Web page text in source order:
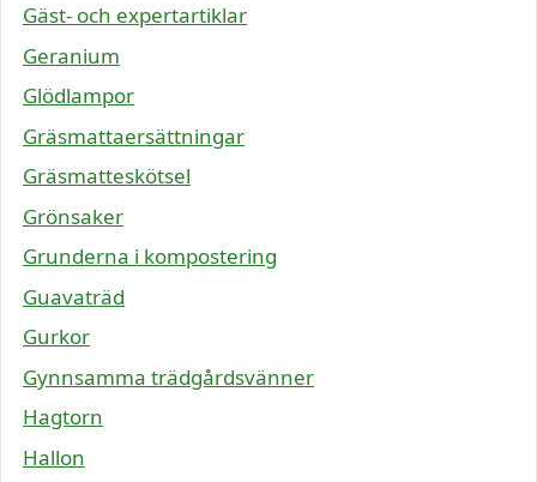
Gäst- och expertartiklar
Geranium
Glödlampor
Gräsmattaersättningar
Gräsmatteskötsel
Grönsaker
Grunderna i kompostering
Guavaträd
Gurkor
Gynnsamma trädgårdsvänner
Hagtorn
Hallon